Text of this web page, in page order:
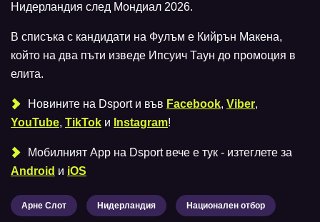
Нидерландия след Мондиал 2026.
В списъка с кандидати на Фулъм е Кийрън Макена,
който на два пъти изведе Ипсуич Таун до промоция в
елита.
Новините на Dsport и във Facebook, Viber,
YouTube, TikTok и Instagram!
Мобилният Аpp на Dsport вече е тук - изтеглете за
Android и iOS
Арне Слот Нидерландия Национален отбор